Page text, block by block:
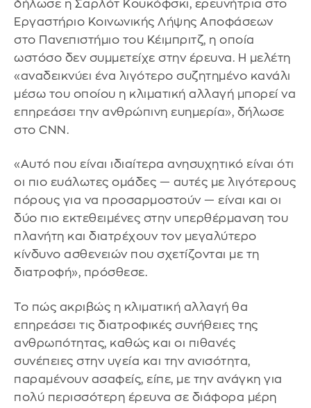
δήλωσε η Σαρλότ Κουκόφσκι, ερευνήτρια στο
Εργαστήριο Κοινωνικής Λήψης Αποφάσεων
στο Πανεπιστήμιο του Κέιμπριτζ, η οποία
ωστόσο δεν συμμετείχε στην έρευνα. Η μελέτη
«αναδεικνύει ένα λιγότερο συζητημένο κανάλι
μέσω του οποίου η κλιματική αλλαγή μπορεί να
επηρεάσει την ανθρώπινη ευημερία», δήλωσε
στο CNN.
«Αυτό που είναι ιδιαίτερα ανησυχητικό είναι ότι
οι πιο ευάλωτες ομάδες — αυτές με λιγότερους
πόρους για να προσαρμοστούν — είναι και οι
δύο πιο εκτεθειμένες στην υπερθέρμανση του
πλανήτη και διατρέχουν τον μεγαλύτερο
κίνδυνο ασθενειών που σχετίζονται με τη
διατροφή», πρόσθεσε.
Το πώς ακριβώς η κλιματική αλλαγή θα
επηρεάσει τις διατροφικές συνήθειες της
ανθρωπότητας, καθώς και οι πιθανές
συνέπειες στην υγεία και την ανισότητα,
παραμένουν ασαφείς, είπε, με την ανάγκη για
πολύ περισσότερη έρευνα σε διάφορα μέρη